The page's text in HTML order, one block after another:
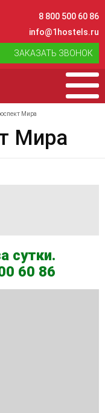
8 800 500 60 86
info@1hostels.ru
ЗАКАЗАТЬ ЗВОНОК
Мира
Мира
сутки.
60 86